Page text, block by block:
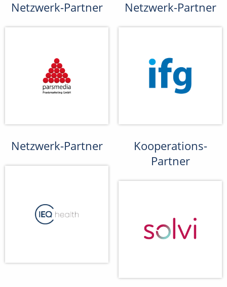
Netzwerk-Partner Netzwerk-Partner
Netzwerk-Partner
Kooperations-
Partner